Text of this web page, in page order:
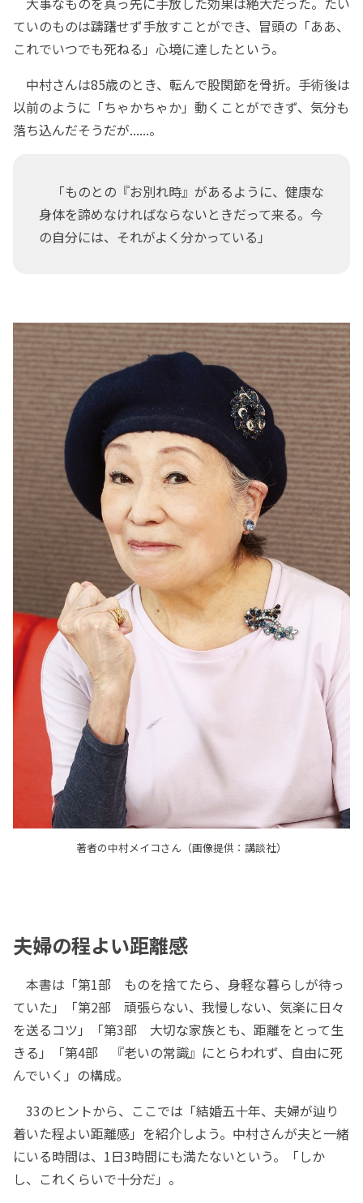
ていのものは躊躇せず手放すことができ、冒頭の「ああ、
これでいつでも死ねる」心境に達したという。
中村さんは85歳のとき、転んで股関節を骨折。手術後は
以前のように「ちゃかちゃか」動くことができず、気分も
落ち込んだそうだが......。
「ものとの『お別れ時』があるように、健康な
身体を諦めなければならないときだって来る。今
の自分には、それがよく分かっている」
著者の中村メイコさん（画像提供：講談社）
夫婦の程よい距離感
本書は「第1部 ものを捨てたら、身軽な暮らしが待っ
ていた」「第2部 頑張らない、我慢しない、気楽に日々
を送るコツ」「第3部 大切な家族とも、距離をとって生
きる」「第4部 『老いの常識』にとらわれず、自由に死
んでいく」の構成。
33のヒントから、ここでは「結婚五十年、夫婦が辿り
着いた程よい距離感」を紹介しよう。中村さんが夫と一緒
にいる時間は、1日3時間にも満たないという。「しか
し、これくらいで十分だ」。